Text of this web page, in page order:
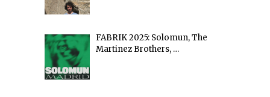
FABRIK 2025: Solomun, The
Martinez Brothers, …